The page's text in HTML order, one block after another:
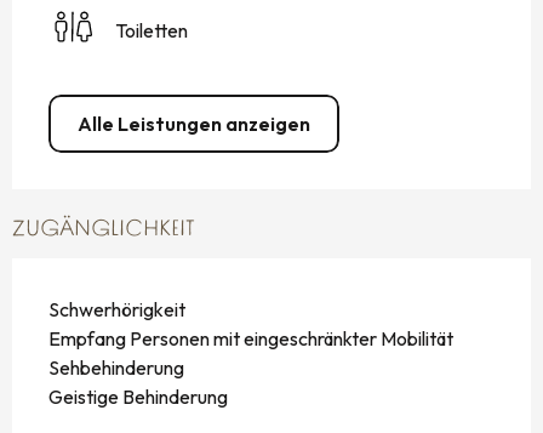
Toiletten
Alle Leistungen anzeigen
ZUGÄNGLICHKEIT
Schwerhörigkeit
Empfang Personen mit eingeschränkter Mobilität
Sehbehinderung
Geistige Behinderung